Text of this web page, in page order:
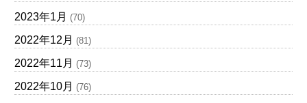
2023年1月 (70)
2022年12月 (81)
2022年11月 (73)
2022年10月 (76)